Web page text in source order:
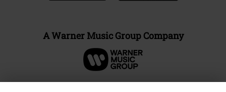
A Warner Music Group Company